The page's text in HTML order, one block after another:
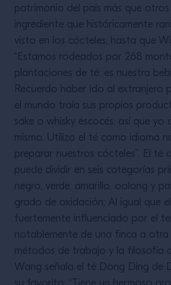
patrimonio del país más que otros
ingrediente que históricamente
visto en los cócteles, hasta que
“Estamos rodeados por 268
plantaciones de té: es nuestra
Recuerdo haber ido al
el mundo traía sus propios
sake o whisky escocés, así que yo
mismo. Utilizo el té como idioma
preparar nuestros cócteles”. El té
puede dividir en seis categorías
negro, verde, amarillo, oolong y
grado de oxidación; Al igual que
fuertemente influenciado por el
notablemente de una finca a otra
métodos de trabajo y la filosofía
Wang señala el té Dong Ding de